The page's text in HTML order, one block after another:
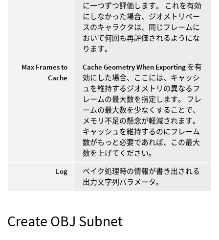
に一つずつ評価します。 これを有効
にしなかった場合、ジオメトリベー
スのキャラクタは、同じフレームに
おいて何回も再評価されるようにな
ります。
Max Frames to
Cache
Cache Geometry When Exporting を有
効にした場合、ここには、キャッシ
ュを維持するジオメトリの異なるフ
レームの最大数を指定します。 フレ
ームの最大数を少なくすることで、
メモリ不足の懸念が軽減されます。
キャッシュを維持するのにフレーム
数がもっと必要であれば、この最大
数を上げてください。
Log
ベイク処理時の情報が書き出される
出力文字列パラメータ。
Create OBJ Subnet